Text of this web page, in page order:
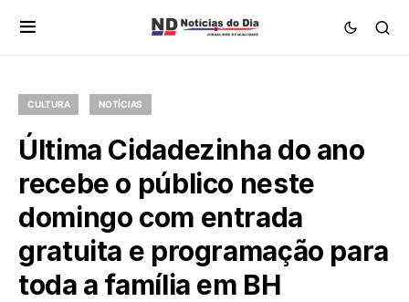
CULTURA NOTÍCIAS
Última Cidadezinha do ano
recebe o público neste
domingo com entrada
gratuita e programação para
toda a família em BH